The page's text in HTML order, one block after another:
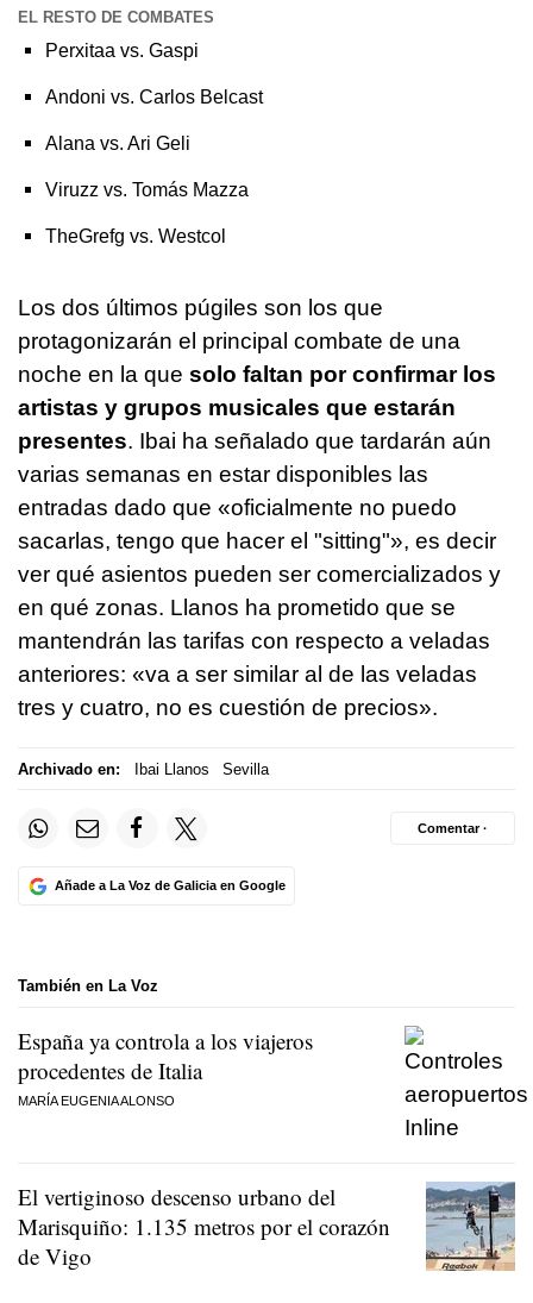
EL RESTO DE COMBATES
Perxitaa vs. Gaspi
Andoni vs. Carlos Belcast
Alana vs. Ari Geli
Viruzz vs. Tomás Mazza
TheGrefg vs. Westcol
Los dos últimos púgiles son los que
protagonizarán el principal combate de una
noche en la que solo faltan por confirmar los
artistas y grupos musicales que estarán
presentes. Ibai ha señalado que tardarán aún
varias semanas en estar disponibles las
entradas dado que «oficialmente no puedo
sacarlas, tengo que hacer el "sitting"», es decir
ver qué asientos pueden ser comercializados y
en qué zonas. Llanos ha prometido que se
mantendrán las tarifas con respecto a veladas
anteriores: «va a ser similar al de las veladas
tres y cuatro, no es cuestión de precios».
Archivado en: Ibai Llanos Sevilla
Añade a La Voz de Galicia en Google
Comentar ·
También en La Voz
España ya controla a los viajeros
procedentes de Italia
MARÍA EUGENIA ALONSO
El vertiginoso descenso urbano del
Marisquiño: 1.135 metros por el corazón
de Vigo